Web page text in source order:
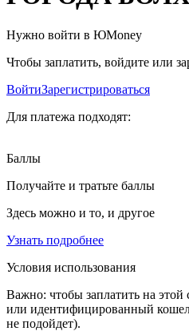
Нужно войти в ЮMoney
Чтобы заплатить, войдите или
ВойтиЗарегистрироваться
Для платежа подходят:
Баллы
Получайте и тратьте баллы
Здесь можно и то, и другое
Узнать подробнее
Условия использования
Важно: чтобы заплатить на
или идентифицированный
не подойдет).